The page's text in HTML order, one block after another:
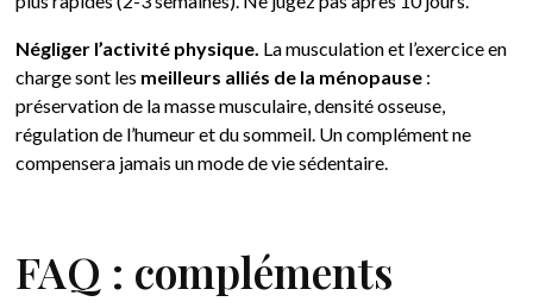
Négliger l’activité physique. La musculation et l’exercice en
charge sont les meilleurs alliés de la ménopause :
préservation de la masse musculaire, densité osseuse,
régulation de l’humeur et du sommeil. Un complément ne
compensera jamais un mode de vie sédentaire.
FAQ : compléments